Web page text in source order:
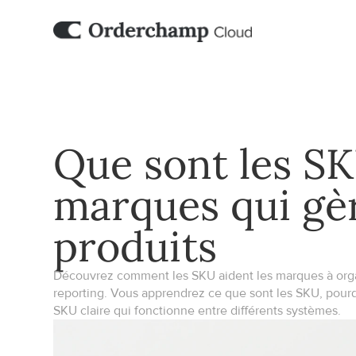
Que sont les
marques qui
produits
Découvrez comment les SKU aident les marques à
reporting. Vous apprendrez ce que sont les SKU,
SKU claire qui fonctionne entre différents systèmes.